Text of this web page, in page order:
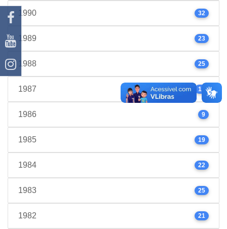
1990 32
1989 23
1988 25
1987 17
1986 9
1985 19
1984 22
1983 25
1982 21